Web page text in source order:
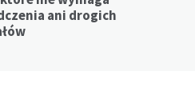
ani drogich